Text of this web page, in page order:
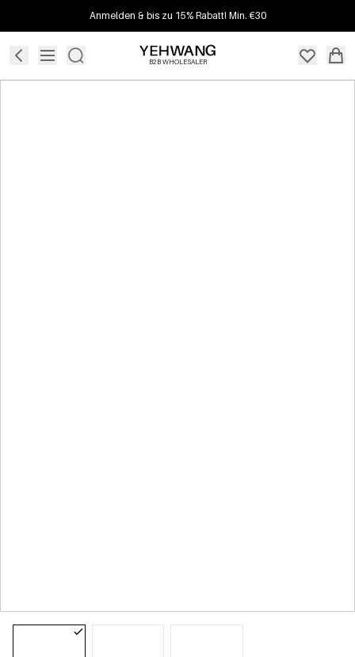
Anmelden & bis zu 15% Rabatt! Min. €30
B2B WHOLESALER